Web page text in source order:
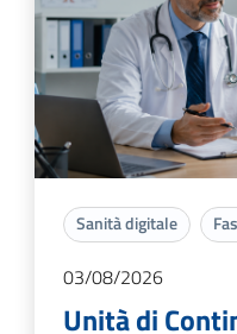
Sanità digitale
03/08/2026
Unità di